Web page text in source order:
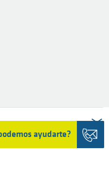
ayudarte?